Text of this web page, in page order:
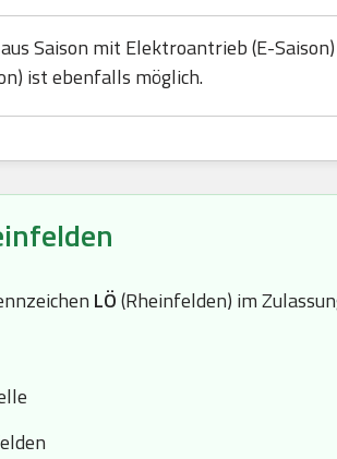
Saison mit Elektroantrieb (E-
ist ebenfalls möglich.
LÖ(Rheinfelden) im